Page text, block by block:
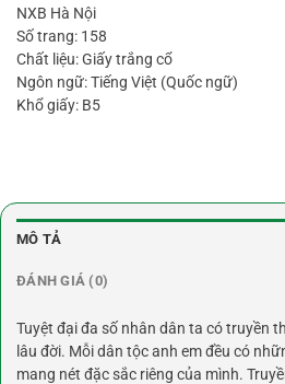
NXB Hà Nội
Số trang: 158
Chất liệu: Giấy trắng cổ
Ngôn ngữ: Tiếng Việt (Quốc ngữ)
Khổ giấy: B5
MÔ TẢ
ĐÁNH GIÁ (0)
Tuyệt đại đa số nhân dân ta có truyền
lâu đời. Mỗi dân tộc anh em đều có
mang nét đặc sắc riêng của mình.